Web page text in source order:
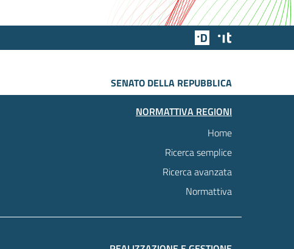
Team Digitale
SENATO DELLA REPUBBLICA
NORMATTIVA REGIONI
Home
Ricerca semplice
Ricerca avanzata
Normattiva